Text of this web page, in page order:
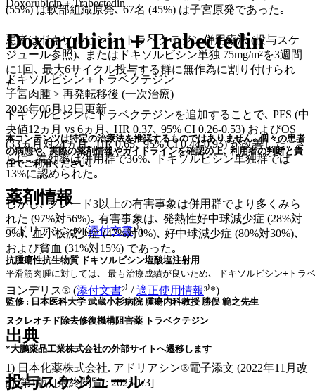
(55%) は軟部組織原発､ 67名 (45%) は子宮原発であった｡
患者はドキソルビシン+トラベクテジン併用療法 (投与スケ
ジュール参照)､ またはドキソルビシン単独 75mg/m²を3週間
に1回､ 最大6サイクル投与する群に無作為に割り付けられ
た｡
ドキソルビシンにトラベクテジンを追加することで､ PFS (中
央値12ヵ月 vs 6ヵ月､ HR 0.37､ 95% CI 0.26-0.53) およびOS
(33ヵ月対24ヵ月､ HR 0.65､ 95% CI 0.44-0.95) が改善した｡ さ
らに､ 奏効率は併用群で36%､ ドキソルビシン単独群では
13%に認められた｡
しかし､ グレード3以上の有害事象は併用群でより多くみら
れた (97%対56%)｡ 有害事象は､ 発熱性好中球減少症 (28%対
9%)､ 血小板減少症 (47%対0%)､ 好中球減少症 (80%対30%)､
および貧血 (31%対15%) であった｡
平滑筋肉腫に対しては､ 最も治療成績が良いため､ ドキソルビシン+ト
監修 : 日本医科大学 武蔵小杉病院 腫瘍内科教授 勝俣 範之先生
出典
1) 日本化薬株式会社. アドリアシン®電子添文 (2022年11月改
訂 第1版) [最終閲覧 : 2025/1/3]
Doxorubicin＋Trabectedin
Doxorubicin＋Trabectedin
ドキソルビシン＋トラベクテジン
子宮肉腫 > 再発転移後 (一次治療)
2026年06月12日 更新
本コンテンツは特定の治療法を推奨するものではありません｡ 個々の患者
の病態や､ 実際の薬剤情報やガイドラインを確認の上､ 利用者の判断と責
任でご利用ください｡
薬剤情報
アドリアシン® (添付文書¹⁾)
抗腫瘍性抗生物質 ドキソルビシン塩酸塩注射用
ヨンデリス® (添付文書²⁾ /適正使用情報³⁾*)
ヌクレオチド除去修復機構阻害薬 トラベクテジン
*大鵬薬品工業株式会社の外部サイトへ遷移します
投与スケジュール